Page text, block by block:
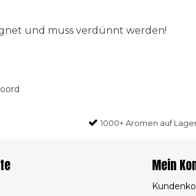
und muss verdünnt werden!
1000+ Aromen auf
Mein